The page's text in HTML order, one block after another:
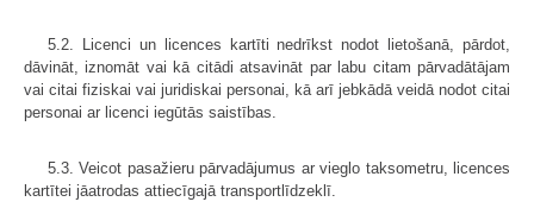
5.2. Licenci un licences kartīti nedrīkst nodot lietošanā, pārdot,
dāvināt, iznomāt vai kā citādi atsavināt par labu citam pārvadātājam
vai citai fiziskai vai juridiskai personai, kā arī jebkādā veidā nodot citai
personai ar licenci iegūtās saistības.
5.3. Veicot pasažieru pārvadājumus ar vieglo taksometru, licences
kartītei jāatrodas attiecīgajā transportlīdzeklī.